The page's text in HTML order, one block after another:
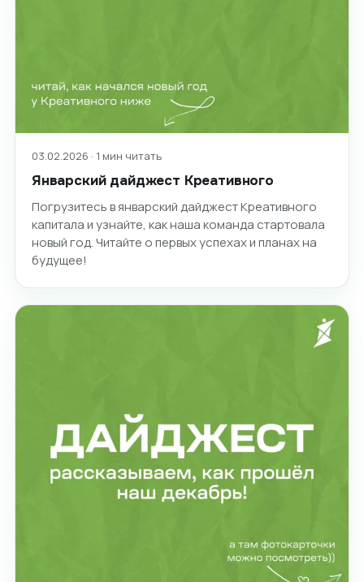
03.02.2026 · 1 мин читать
Январский дайджест Креативного
Погрузитесь в январский дайджест Креативного
капитала и узнайте, как наша команда стартовала
новый год. Читайте о первых успехах и планах на
будущее!